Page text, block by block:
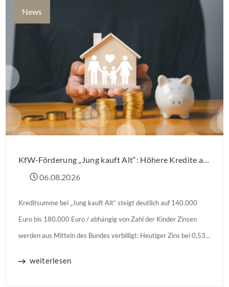
News
06.08.2026
Kreditsumme bei „Jung kauft Alt“ steigt deutlich auf 140.000
Euro bis 180.000 Euro / abhängig von Zahl der Kinder Zinsen
werden aus Mitteln des Bundes verbilligt: Heutiger Zins bei 0,53
weiterlesen